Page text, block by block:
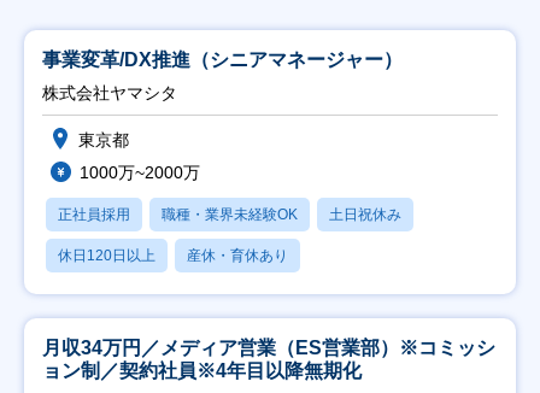
事業変革/DX推進（シニアマネージャー）
株式会社ヤマシタ
東京都
1000万~2000万
正社員採用 職種・業界未経験OK 土日祝休み
休日120日以上 産休・育休あり
月収34万円／メディア営業（ES営業部）※コミッシ
ョン制／契約社員※4年目以降無期化